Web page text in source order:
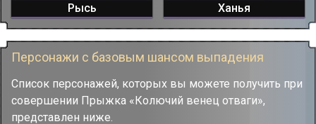
Рысь Ханья
Персонажи с базовым шансом выпадения
Список персонажей, которых вы можете получить при
совершении Прыжка «Колючий венец отваги»,
представлен ниже.